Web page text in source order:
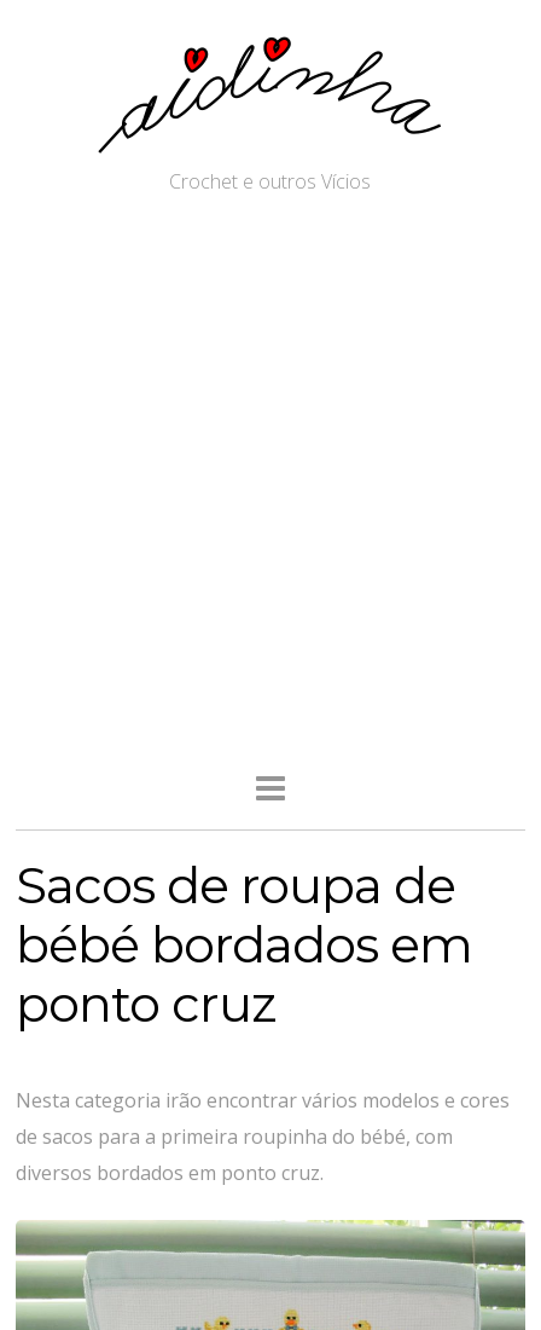
Crochet e outros Vícios
Sacos de roupa de
bébé bordados em
ponto cruz
Nesta categoria irão encontrar vários modelos e cores
de sacos para a primeira roupinha do bébé, com
diversos bordados em ponto cruz.